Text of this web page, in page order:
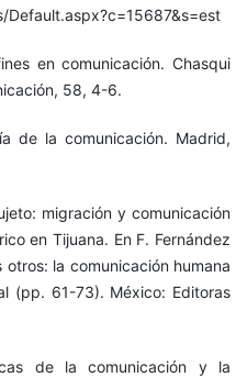
Default.aspx?c=15687&s=est
en comunicación. Chasqui
58, 4-6.
de la comunicación. Madrid,
migración y comunicación
en Tijuana. En F. Fernández
la comunicación humana
(pp. 61-73). México: Editoras
de la comunicación y la